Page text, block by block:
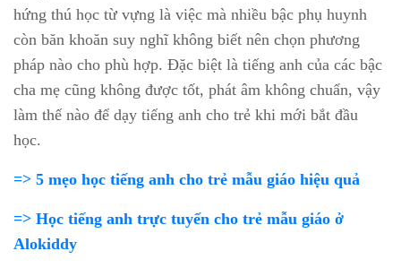
hứng thú học từ vựng là việc mà nhiều bậc phụ huynh
còn băn khoăn suy nghĩ không biết nên chọn phương
pháp nào cho phù hợp. Đặc biệt là tiếng anh của các bậc
cha mẹ cũng không được tốt, phát âm không chuẩn, vậy
làm thế nào để dạy tiếng anh cho trẻ khi mới bắt đầu
học.
=> 5 mẹo học tiếng anh cho trẻ mẫu giáo hiệu quả
=> Học tiếng anh trực tuyến cho trẻ mẫu giáo ở
Alokiddy